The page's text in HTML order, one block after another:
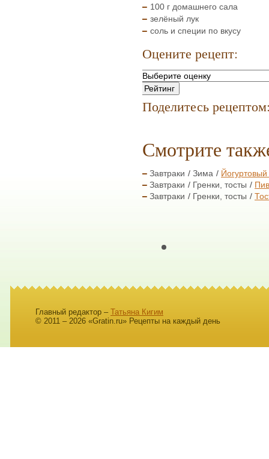
100 г домашнего сала
зелёный лук
соль и специи по вкусу
Оцените рецепт:
Поделитесь
Смотрите
Завтраки Зима
Завтраки
Гренки, тосты
Завтраки
Гренки, тосты
Главный редактор – Татьяна Кигим
© 2011 – 2026 «Gratin.ru» Рецепты на каждый день